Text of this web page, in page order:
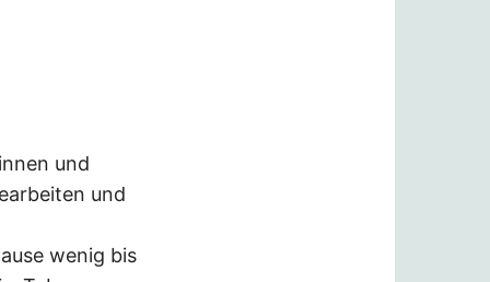
und
und
wenig bis